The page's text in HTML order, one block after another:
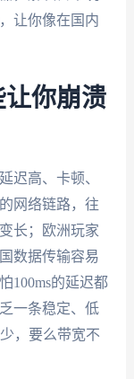
让你像在国内
你崩溃
迟高、卡顿、
网络链路，往
长；欧洲玩家
数据传输容易
100ms的延迟都
一条稳定、低
，要么带宽不